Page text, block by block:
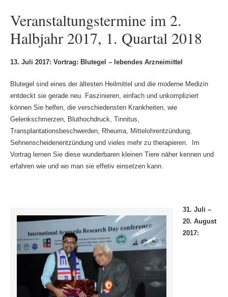
Veranstaltungstermine im 2.
Halbjahr 2017, 1. Quartal 2018
13. Juli 2017: Vortrag: Blutegel – lebendes Arzneimittel
Blutegel sind eines der ältesten Heilmittel und die moderne Medizin
entdeckt sie gerade neu. Faszinieren, einfach und unkompliziert
können Sie helfen, die verschiedensten Krankheiten, wie
Gelenkschmerzen, Bluthochdruck, Tinnitus,
Transplantationsbeschwerden, Rheuma, Mittelohrentzündung,
Sehnenscheidenentzündung und vieles mehr zu therapieren. Im
Vortrag lernen Sie diese wunderbaren kleinen Tiere näher kennen und
erfahren wie und wo man sie effetiv einsetzen kann.
31. Juli –
20. August
2017: